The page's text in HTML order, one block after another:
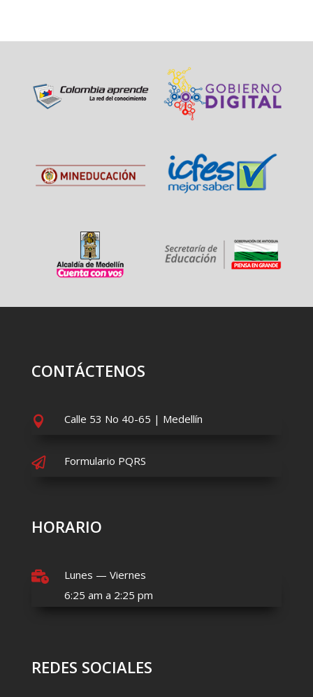
CONTÁCTENOS
 Calle 53 No 40-65 | Medellín
 Formulario PQRS
HORARIO

Lunes — Viernes
6:25 am a 2:25 pm
REDES SOCIALES